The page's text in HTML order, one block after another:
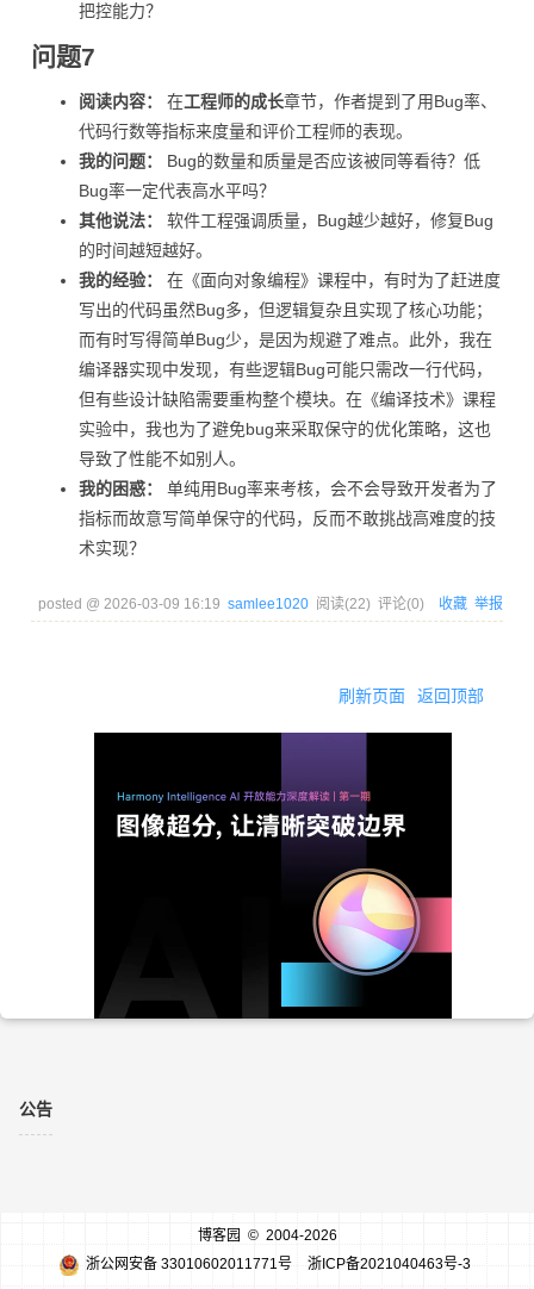
把控能力？
问题7
阅读内容： 在工程师的成长章节，作者提到了用Bug率、
代码行数等指标来度量和评价工程师的表现。
我的问题：
Bug的数量和质量是否应该被同等看待？低
Bug率一定代表高水平吗？
其他说法：
软件工程强调质量，Bug越少越好，修复Bug
的时间越短越好。
我的经验：
在《面向对象编程》课程中，有时为了赶进度
写出的代码虽然Bug多，但逻辑复杂且实现了核心功能；
而有时写得简单Bug少，是因为规避了难点。此外，我在
编译器实现中发现，有些逻辑Bug可能只需改一行代码，
但有些设计缺陷需要重构整个模块。在《编译技术》课程
实验中，我也为了避免bug来采取保守的优化策略，这也
导致了性能不如别人。
我的困惑：
单纯用Bug率来考核，会不会导致开发者为了
指标而故意写简单保守的代码，反而不敢挑战高难度的技
术实现？
posted @ 2026-03-09 16:19 samlee1020 阅读(22) 评论(0) 收藏 举报
刷新页面 返回顶部
公告
博客园 © 2004-2026
浙公网安备 33010602011771号
浙ICP备2021040463号-3